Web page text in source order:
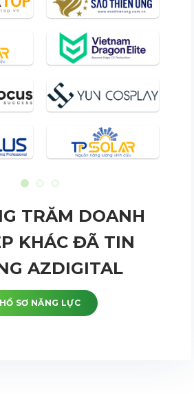
TRĂM DOANH
KHÁC ĐÃ TIN
AZDIGITAL
HỒ SƠ NĂNG LỰC